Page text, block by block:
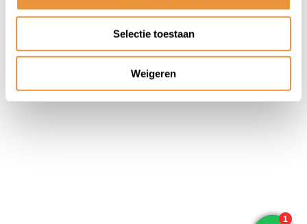
Selectie toestaan
Weigeren